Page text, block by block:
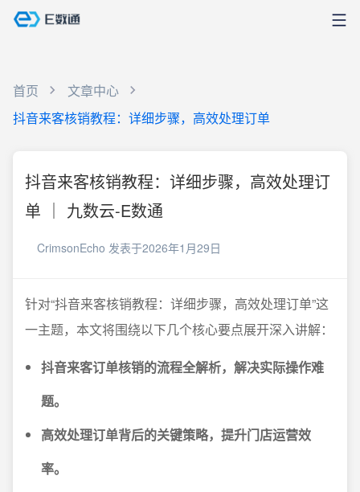
首页
文章中心
抖音来客核销教程：详细步骤，高效处理订单
抖音来客核销教程：详细步骤，高效处理订
单 ｜ 九数云-E数通
CrimsonEcho 发表于2026年1月29日
针对“抖音来客核销教程：详细步骤，高效处理订单”这
一主题，本文将围绕以下几个核心要点展开深入讲解：
抖音来客订单核销的流程全解析，解决实际操作难
题。
高效处理订单背后的关键策略，提升门店运营效
率。